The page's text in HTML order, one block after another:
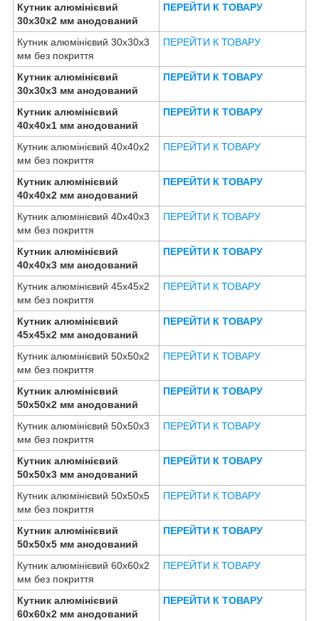
Кутник алюмінієвий
30х30х2 мм анодований
ПЕРЕЙТИ К ТОВАРУ
Кутник алюмінієвий 30х30х3
мм без покриття
ПЕРЕЙТИ К ТОВАРУ
Кутник алюмінієвий
30х30х3 мм анодований
ПЕРЕЙТИ К ТОВАРУ
Кутник алюмінієвий
40х40х1 мм анодований
ПЕРЕЙТИ К ТОВАРУ
Кутник алюмінієвий 40х40х2
мм без покриття
ПЕРЕЙТИ К ТОВАРУ
Кутник алюмінієвий
40х40х2 мм анодований
ПЕРЕЙТИ К ТОВАРУ
Кутник алюмінієвий 40х40х3
мм без покриття
ПЕРЕЙТИ К ТОВАРУ
Кутник алюмінієвий
40х40х3 мм анодований
ПЕРЕЙТИ К ТОВАРУ
Кутник алюмінієвий 45х45х2
мм без покриття
ПЕРЕЙТИ К ТОВАРУ
Кутник алюмінієвий
45х45х2 мм анодований
ПЕРЕЙТИ К ТОВАРУ
Кутник алюмінієвий 50х50х2
мм без покриття
ПЕРЕЙТИ К ТОВАРУ
Кутник алюмінієвий
50х50х2 мм анодований
ПЕРЕЙТИ К ТОВАРУ
Кутник алюмінієвий 50х50х3
мм без покриття
ПЕРЕЙТИ К ТОВАРУ
Кутник алюмінієвий
50х50х3 мм анодований
ПЕРЕЙТИ К ТОВАРУ
Кутник алюмінієвий 50х50х5
мм без покриття
ПЕРЕЙТИ К ТОВАРУ
Кутник алюмінієвий
50х50х5 мм анодований
ПЕРЕЙТИ К ТОВАРУ
Кутник алюмінієвий 60х60х2
мм без покриття
ПЕРЕЙТИ К ТОВАРУ
Кутник алюмінієвий
60х60х2 мм анодований
ПЕРЕЙТИ К ТОВАРУ